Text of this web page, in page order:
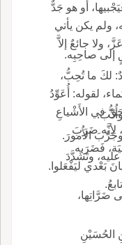
أو هو جَدٌّ
ولم يكن يأتي
ولا جائعٌ إلاَّ
إلى صاحِبِه.
وعِوادٌ: لكَ ما تُحِبُّ،
لقوله: أُعَوِّدُ
في الأَشْياعِ
لأِنَّه ضَرَبَ
فَضَرَبه
بَعْدي ليَفْعَلوا.
الأُمورَ.
وتَشَدَّدَ
ضَرَّاتِها،
الحُسَيْنِ